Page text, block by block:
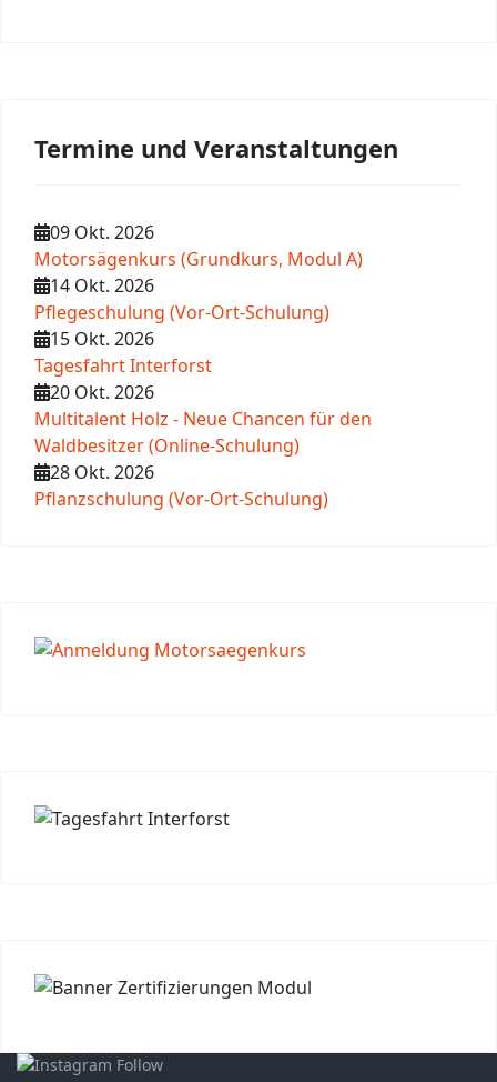
Termine und Veranstaltungen
09 Okt. 2026
Motorsägenkurs (Grundkurs, Modul A)
14 Okt. 2026
Pflegeschulung (Vor-Ort-Schulung)
15 Okt. 2026
Tagesfahrt Interforst
20 Okt. 2026
Multitalent Holz - Neue Chancen für den
Waldbesitzer (Online-Schulung)
28 Okt. 2026
Pflanzschulung (Vor-Ort-Schulung)